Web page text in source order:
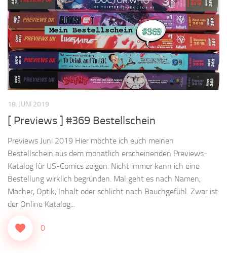
18. JUNI 2019
[ Previews ] #369 Bestellschein
Previews Juni 2019 Hier möchte ich euch meinen
Bestellschein aus dem monatlich erscheinenden Previews-
Katalog für US-Comics zeigen. Nicht immer kann ich eine
Bestellung wirklich begründen. Mal geht es nach Namen,
Macher, Optik, Inhalt oder schlicht nach Bauchgefühl. Zwar ist
der Online Katalog...
0